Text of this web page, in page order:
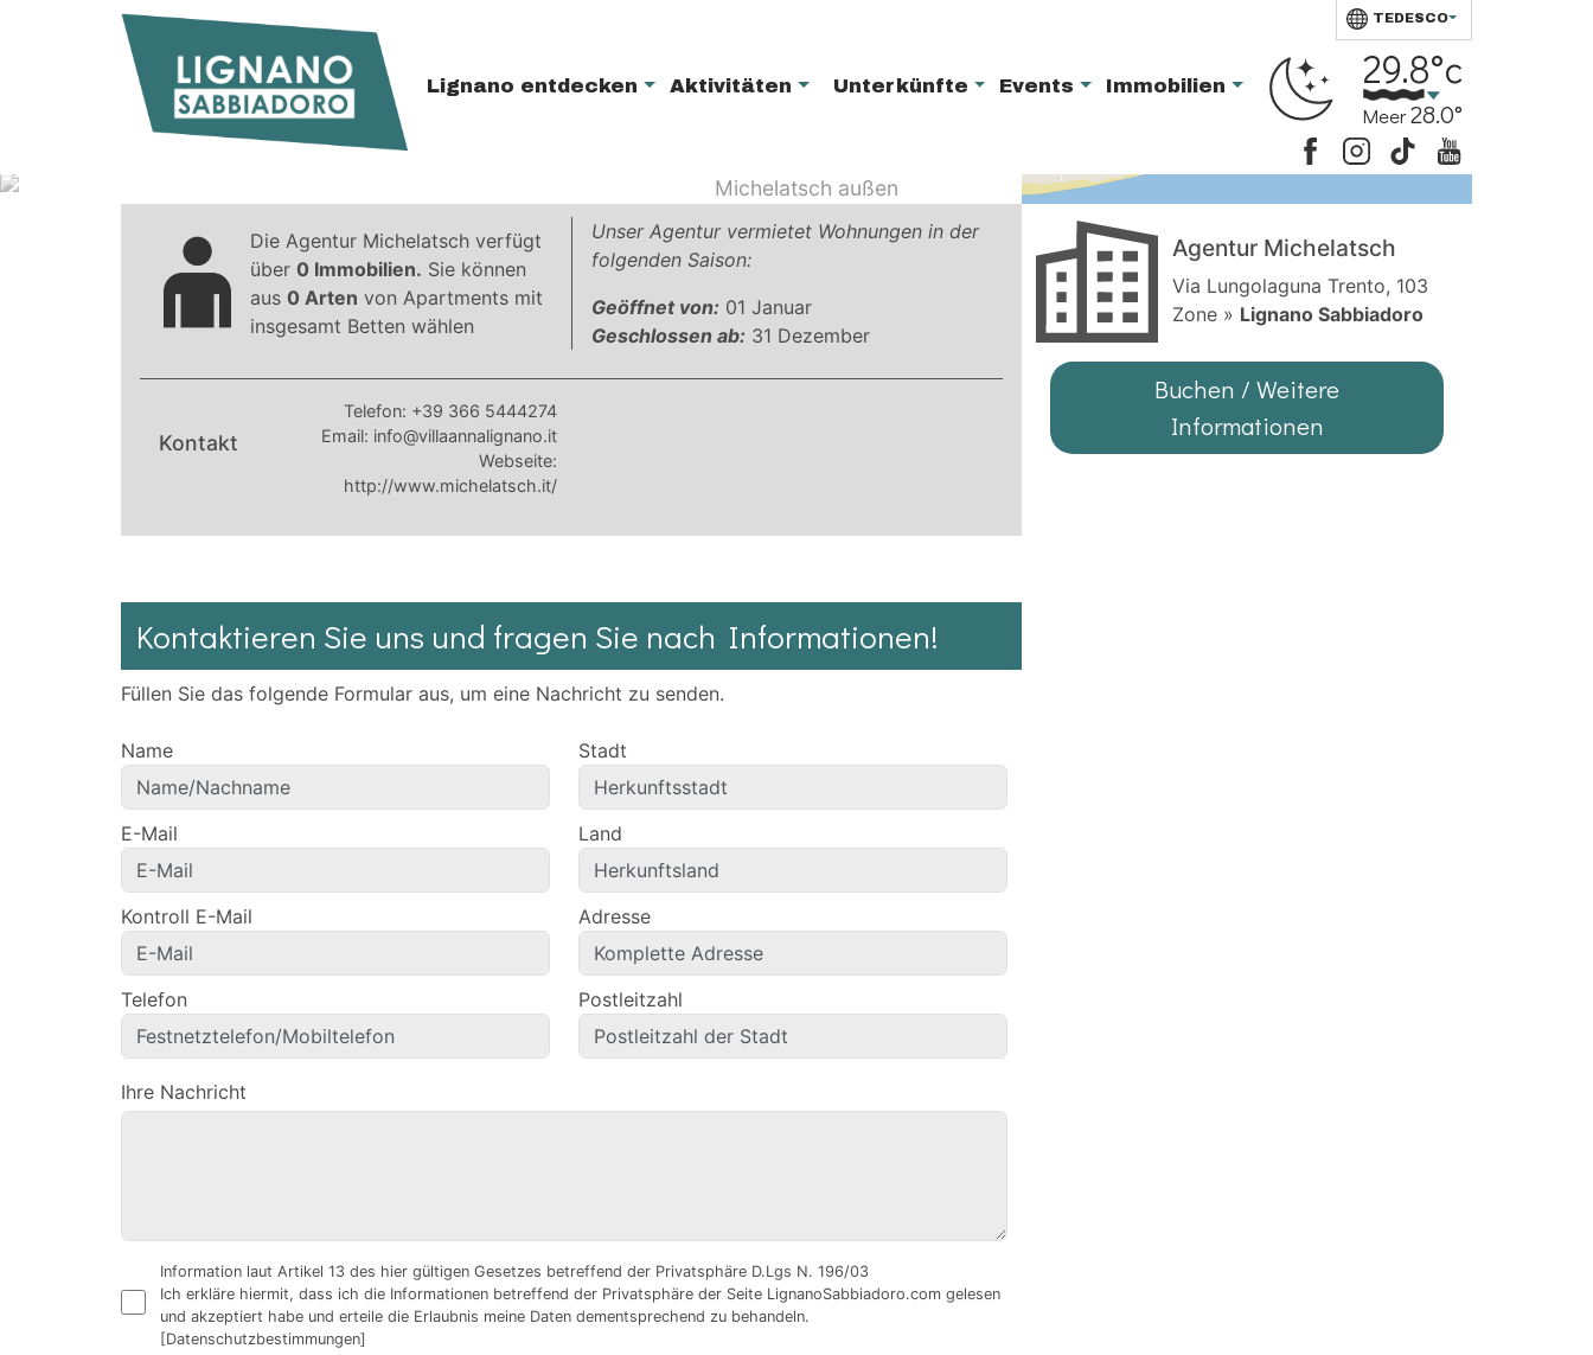
Lignano entdecken Aktivitäten Unterkünfte Events Immobilien
TEDESCO
29.8°c
Meer28.0°
Art der Unterkunft:
Die Agentur Michelatsch verfügt
über 0 Immobilien. Sie können
aus 0 Arten von Apartments mit
insgesamt Betten wählen
Unser Agentur vermietet Wohnungen in der
folgenden Saison:
Geöffnet von: 01 Januar
Geschlossen ab: 31 Dezember
Kontakt
Telefon: +39 366 5444274
Email: info@villaannalignano.it
Webseite:
http://www.michelatsch.it/
Kontaktieren Sie uns und fragen Sie nach Informationen!
Füllen Sie das folgende Formular aus, um eine Nachricht zu senden.
Name
E-Mail
Kontroll E-Mail
Telefon
Stadt
Land
Adresse
Postleitzahl
Ihre Nachricht
Information laut Artikel 13 des hier gültigen Gesetzes betreffend der Privatsphäre D.Lgs N. 196/03
Ich erkläre hiermit, dass ich die Informationen betreffend der Privatsphäre der Seite LignanoSabbiadoro.com gelesen
und akzeptiert habe und erteile die Erlaubnis meine Daten dementsprechend zu behandeln.
[Datenschutzbestimmungen]
Agentur Michelatsch
Via Lungolaguna Trento, 103
Zone » Lignano Sabbiadoro
Buchen / Weitere
Informationen